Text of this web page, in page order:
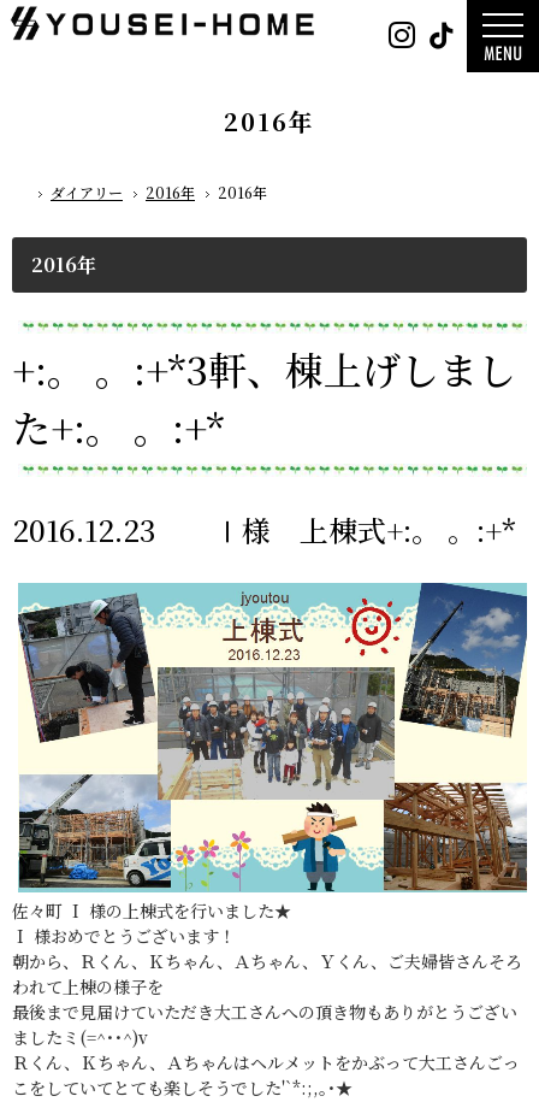
2016年
ホーム
ダイアリー 2016年 2016年
2016年
+:。 。:+*3軒、棟上げしまし
た+:。 。:+*
2016.12.23 Ⅰ様 上棟式+:。 。:+*
佐々町 Ｉ 様の上棟式を行いました★
Ｉ 様おめでとうございます！
朝から、Ｒくん、Ｋちゃん、Ａちゃん、Ｙくん、ご夫婦皆さんそろ
われて上棟の様子を
最後まで見届けていただき大工さんへの頂き物もありがとうござい
ましたミ(=^･･^)v
Ｒくん、Ｋちゃん、Ａちゃんはヘルメットをかぶって大工さんごっ
こをしていてとても楽しそうでした'`*:;,｡･★
2026年
2025年
2024年
2階建て
0800-
888-
2003
営業時
間9:30
～